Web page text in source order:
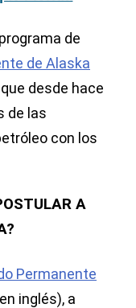
en Estados
Unidos?
de
de Alaska
desde hace
de las
con los
A
Permanente
inglés), a